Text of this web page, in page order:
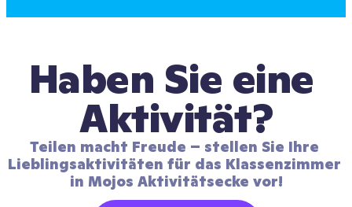
Haben Sie eine
Aktivität?
Teilen macht Freude – stellen Sie Ihre
Lieblingsaktivitäten für das Klassenzimmer
in Mojos Aktivitätsecke vor!